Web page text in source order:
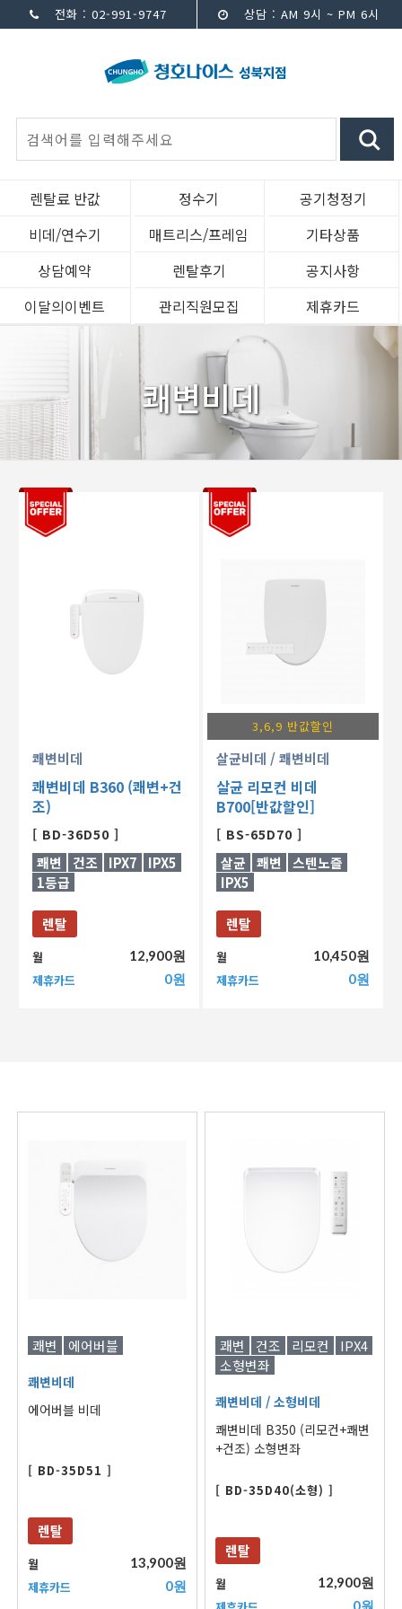
전화 : 02-991-9747 상담 : AM 9시 ~ PM 6시
렌탈료 반값 정수기
공기청정기
비데/연수기
매트리스/프레임
기타상품
상담예약
렌탈후기
공지사항
이달의이벤트
관리직원모집 제휴카드
쾌변비데
쾌변비데
쾌변비데 B360 (쾌변+건
조)
[ BD-36D50 ]
쾌변 건조 IPX7
IPX5
1등급
렌탈
월 12,900원
제휴카드 0원
3,6,9 반값할인
살균비데 / 쾌변비데
살균 리모컨 비데
B700[반값할인]
[ BS-65D70 ]
살균 쾌변
스텐노즐
IPX5
렌탈
월 10,450원
제휴카드 0원
쾌변 에어버블
쾌변비데
에어버블 비데
[ BD-35D51 ]
렌탈
월 13,900원
제휴카드 0원
쾌변 건조 리모컨
IPX4
소형변좌
쾌변비데 / 소형비데
쾌변비데 B350 (리모컨+쾌변
+건조) 소형변좌
[ BD-35D40(소형) ]
렌탈
월 12,900원
0원